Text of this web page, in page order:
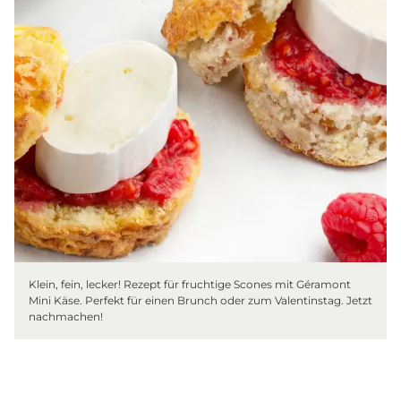
Klein, fein, lecker! Rezept für fruchtige Scones mit Géramont
Mini Käse. Perfekt für einen Brunch oder zum Valentinstag. Jetzt
nachmachen!